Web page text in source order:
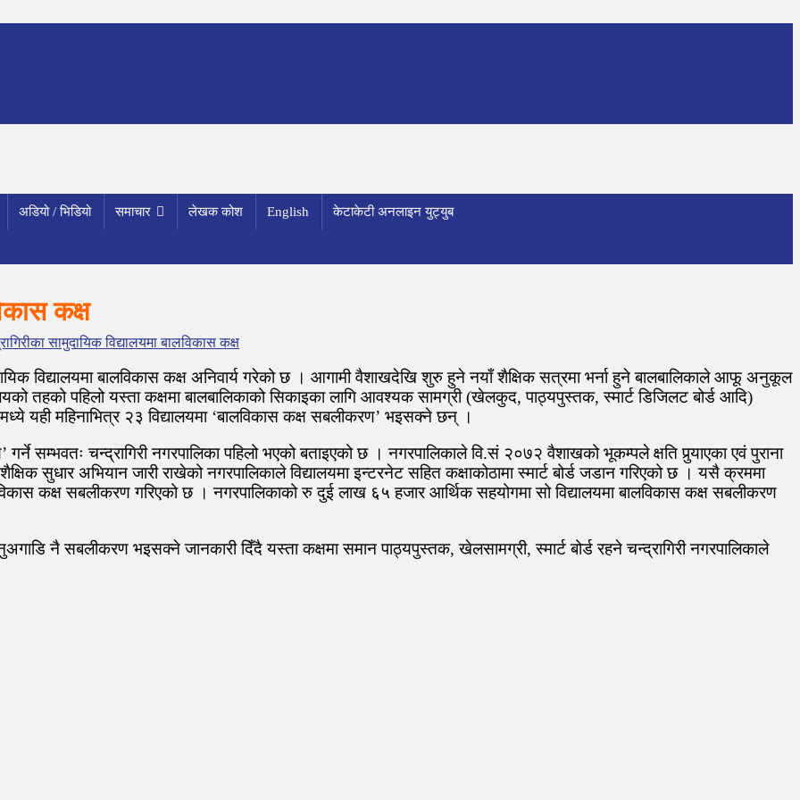
अडियो / भिडियो समाचार लेखक कोश English केटाकेटी अनलाइन युट्युब
कक्ष
सामुदायिक विद्यालयमा बालविकास कक्ष
विद्यालयमा बालविकास कक्ष अनिवार्य गरेको छ । आगामी वैशाखदेखि शुरु हुने नयाँ शैक्षिक सत्रमा भर्ना हुने बालबालिकाले आफू अनुकूल
तहको पहिलो यस्ता कक्षमा बालबालिकाको सिकाइका लागि आवश्यक सामग्री (खेलकुद, पाठ्यपुस्तक, स्मार्ट डिजिलट बोर्ड आदि)
यही महिनाभित्र २३ विद्यालयमा ‘बालविकास कक्ष सबलीकरण’ भइसक्ने छन् ।
सम्भवतः चन्द्रागिरी नगरपालिका पहिलो भएको बताइएको छ । नगरपालिकाले वि.सं २०७२ वैशाखको भूकम्पले क्षति पुर्‍याएका एवं पुराना
सुधार अभियान जारी राखेको नगरपालिकाले विद्यालयमा इन्टरनेट सहित कक्षाकोठामा स्मार्ट बोर्ड जडान गरिएको छ । यसै क्रममा
कक्ष सबलीकरण गरिएको छ । नगरपालिकाको रु दुई लाख ६५ हजार आर्थिक सहयोगमा सो विद्यालयमा बालविकास कक्ष सबलीकरण
नै सबलीकरण भइसक्ने जानकारी दिँदै यस्ता कक्षमा समान पाठ्यपुस्तक, खेलसामग्री, स्मार्ट बोर्ड रहने चन्द्रागिरी नगरपालिकाले